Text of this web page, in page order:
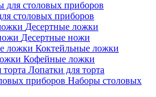
столовых приборов
Десертные ложки
Десертные ножи
Коктейльные ложки
Кофейные ложки
Лопатки для торта
Наборы столовых